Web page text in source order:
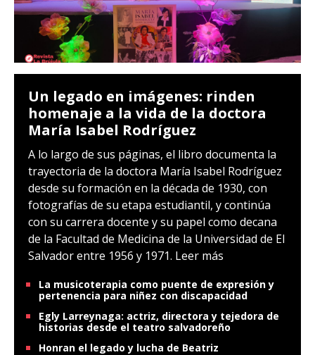
Un legado en imágenes: rinden
homenaje a la vida de la doctora
María Isabel Rodríguez
A lo largo de sus páginas, el libro documenta la
trayectoria de la doctora María Isabel Rodríguez
desde su formación en la década de 1930, con
fotografías de su etapa estudiantil, y continúa
con su carrera docente y su papel como decana
de la Facultad de Medicina de la Universidad de El
Salvador entre 1956 y 1971. Leer más
La musicoterapia como puente de expresión y
pertenencia para niñez con discapacidad
Egly Larreynaga: actriz, directora y tejedora de
historias desde el teatro salvadoreño
Honran el legado y lucha de Beatriz